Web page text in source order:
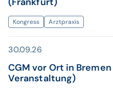
Kongress Arztpraxis
30.09.26
CGM vor Ort in
Veranstaltung)